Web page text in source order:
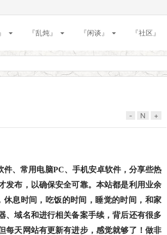
『乱炖』 『闲谈』 『社区』
- N +
、常用电脑PC、手机安卓软件，分享些热
发布，以确保安全可靠。本站都是利用业余
息时间，吃饭的时间，睡觉的时间，和家
、域名和进行相关备案手续，背后还有很多
每天网站有更新有进步，感觉就够了！做非